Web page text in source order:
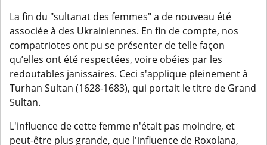
La fin du "sultanat des femmes" a de nouveau été
associée à des Ukrainiennes. En fin de compte, nos
compatriotes ont pu se présenter de telle façon
qu’elles ont été respectées, voire obéies par les
redoutables janissaires. Ceci s'applique pleinement à
Turhan Sultan (1628-1683), qui portait le titre de Grand
Sultan.
L'influence de cette femme n'était pas moindre, et
peut-être plus grande, que l'influence de Roxolana,